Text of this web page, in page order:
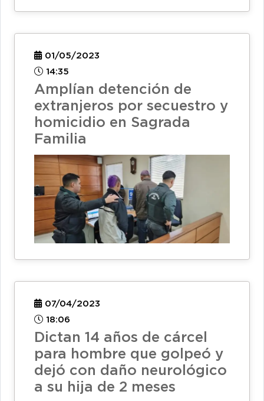
01/05/2023
14:35
Amplían detención de
extranjeros por secuestro y
homicidio en Sagrada
Familia
07/04/2023
18:06
Dictan 14 años de cárcel
para hombre que golpeó y
dejó con daño neurológico
a su hija de 2 meses